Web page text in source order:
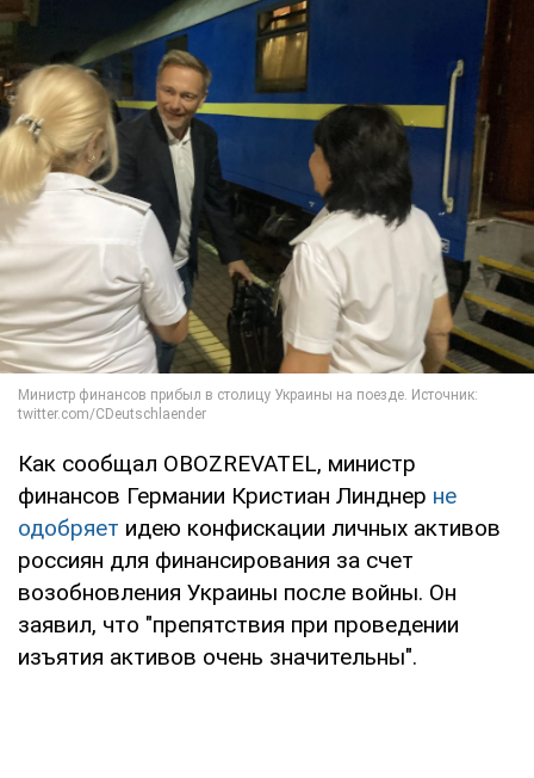
Как сообщал OBOZREVATEL, министр
финансов Германии Кристиан Линднер не
одобряет идею конфискации личных активов
россиян для финансирования за счет
возобновления Украины после войны. Он
заявил, что "препятствия при проведении
изъятия активов очень значительны".